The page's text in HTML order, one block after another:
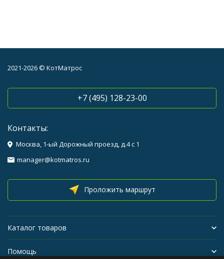
2021-2026 © КотМатрос
+7 (495) 128-23-00
Контакты:
Москва, 1-ый Дорожный проезд, д.4 с 1
manager@kotmatros.ru
Проложить маршрут
Каталог товаров
Помощь